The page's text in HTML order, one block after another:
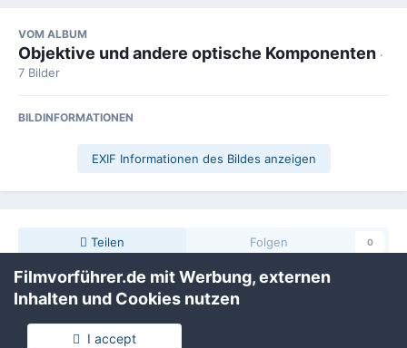
VOM ALBUM
Objektive und andere optische Komponenten ·
7 Bilder
BILDINFORMATIONEN
EXIF Informationen des Bildes anzeigen
Teilen Folgen 0
Keine Kommentare vorhanden
Filmvorführer.de mit Werbung, externen
Inhalten und Cookies nutzen
I accept